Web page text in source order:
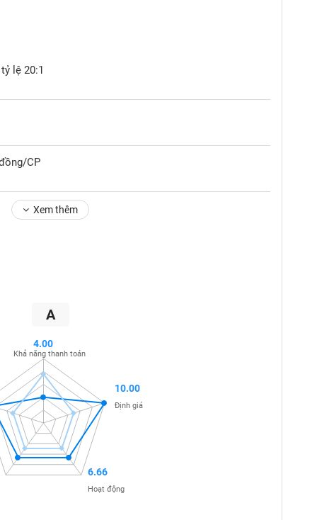
lệ 20:1
CP
Xem thêm
A
4.00
Khả năng thanh toán
10.00
Định giá
6.66
Hoạt động